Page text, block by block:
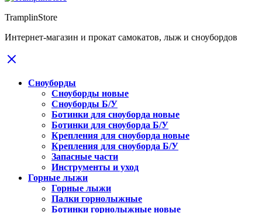
TramplinStore
Интернет-магазин и прокат самокатов, лыж и сноубордов
Сноуборды
Сноуборды новые
Сноуборды Б/У
Ботинки для сноуборда новые
Ботинки для сноуборда Б/У
Крепления для сноуборда новые
Крепления для сноуборда Б/У
Запасные части
Инструменты и уход
Горные лыжи
Горные лыжи
Палки горнолыжные
Ботинки горнолыжные новые